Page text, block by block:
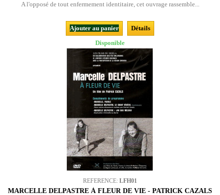
A l'opposé de tout enfermement identitaire, cet ouvrage rassemble...
Ajouter au panier
Détails
Disponible
REFERENCE: LFH01
MARCELLE DELPASTRE À FLEUR DE VIE - PATRICK CAZALS